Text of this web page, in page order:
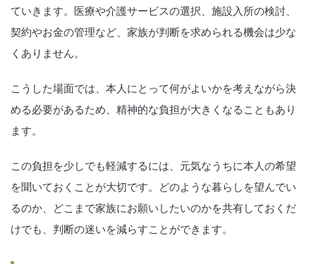
ていきます。医療や介護サービスの選択、施設入所の検討、
契約やお金の管理など、家族が判断を求められる機会は少な
くありません。
こうした場面では、本人にとって何がよいかを考えながら決
める必要があるため、精神的な負担が大きくなることもあり
ます。
この負担を少しでも軽減するには、元気なうちに本人の希望
を聞いておくことが大切です。どのような暮らしを望んでい
るのか、どこまで家族にお願いしたいのかを共有しておくだ
けでも、判断の迷いを減らすことができます。